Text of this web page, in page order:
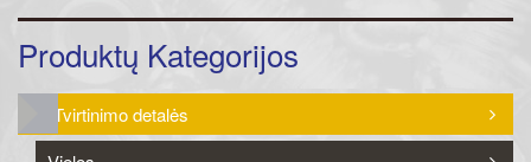
Produktų Kategorijos
Tvirtinimo detalės